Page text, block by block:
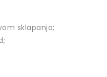
sklapanja;